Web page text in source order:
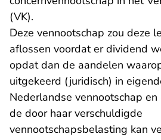
(VK).
Deze vennootschap zou deze
aflossen voordat er dividend
opdat dan de aandelen
uitgekeerd (juridisch) in
Nederlandse vennootschap
de door haar verschuldigde
vennootschapsbelasting kan